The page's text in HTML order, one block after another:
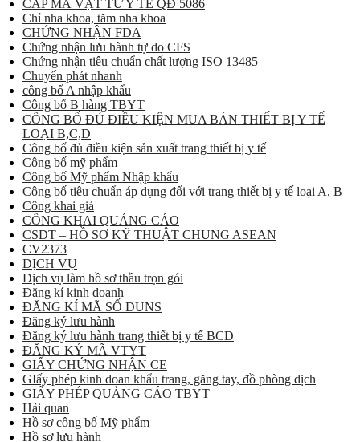
CẤP MÃ VẬT TƯ Y TẾ QĐ 5086
Chỉ nha khoa, tăm nha khoa
CHỨNG NHẬN FDA
Chứng nhận lưu hành tự do CFS
Chứng nhận tiêu chuẩn chất lượng ISO 13485
Chuyển phát nhanh
công bố A nhập khẩu
Công bố B hàng TBYT
CÔNG BỐ ĐỦ ĐIỀU KIỆN MUA BÁN THIẾT BỊ Y TẾ
LOẠI B,C,D
Công bố đủ điều kiện sản xuất trang thiết bị y tế
Công bố mỹ phẩm
Công bố Mỹ phẩm Nhập khẩu
Công bố tiêu chuẩn áp dụng đối với trang thiết bị y tế loại A, B
Công khai giá
CÔNG KHAI QUẢNG CÁO
CSDT – HỒ SƠ KỸ THUẬT CHUNG ASEAN
CV2373
DỊCH VỤ
Dịch vụ làm hồ sơ thầu trọn gói
Đăng kí kinh doanh
ĐĂNG KÍ MÃ SỐ DUNS
Đăng ký lưu hành
Đăng ký lưu hành trang thiết bị y tế BCD
ĐĂNG KÝ MÃ VTYT
GIẤY CHỨNG NHẬN CE
GIấy phép kinh doan khẩu trang, găng tay, đồ phòng dịch
GIẤY PHÉP QUẢNG CÁO TBYT
Hải quan
Hồ sơ công bố Mỹ phẩm
Hồ sơ lưu hành